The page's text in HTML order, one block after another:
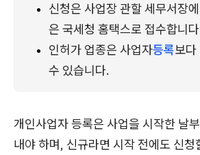
신청은 사업장 관할 세무서장
은 국세청 홈택스로 접수합니
인허가 업종은 사업자등록보다
수 있습니다.
개인사업자 등록은 사업을 시작한 날
내야 하며, 신규라면 시작 전에도 신청